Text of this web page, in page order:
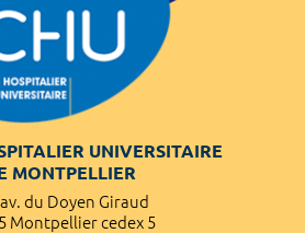
UNIVERSITAIRE
MONTPELLIER
du Doyen Giraud
Montpellier cedex 5